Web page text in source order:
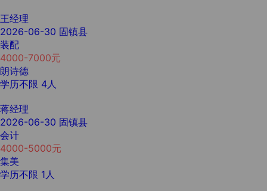
王经理
2026-06-30 固镇县
装配
4000-7000元
朗诗德
学历不限 4人
蒋经理
2026-06-30 固镇县
会计
4000-5000元
集美
学历不限 1人